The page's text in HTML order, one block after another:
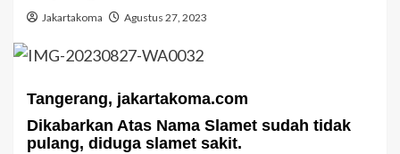
Jakartakoma Agustus 27, 2023
Tangerang, jakartakoma.com
Dikabarkan Atas Nama Slamet sudah tidak
pulang, diduga slamet sakit.